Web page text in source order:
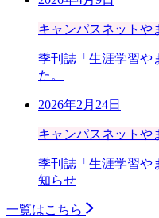
キャンパスネットや
季刊誌「生涯学習
た。
2026年2月24日
キャンパスネットや
季刊誌「生涯学習や
知らせ
一覧はこちら